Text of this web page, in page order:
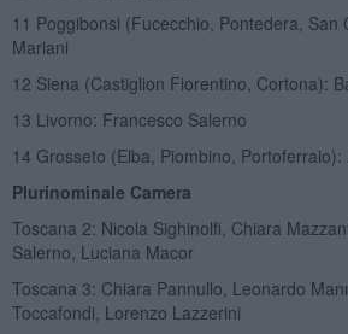
11 Poggibonsi (Fucecchio, Pontedera, San
Mariani
12 Siena (Castiglion Fiorentino, Cortona):
13 Livorno: Francesco Salerno
14 Grosseto (Elba, Piombino,
Plurinominale Camera
Toscana 2: Nicola Sighinolfi, Chiara
Salerno, Luciana Macor
Toscana 3: Chiara Pannullo, Leonardo
Toccafondi, Lorenzo Lazzerini